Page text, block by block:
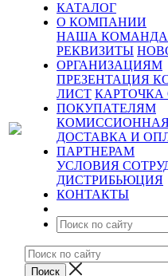
КАТАЛОГ
О КОМПАНИИ
НАША КОМАНДА
РЕКВИЗИТЫ
ОРГАНИЗАЦИЯМ
ПРЕЗЕНТАЦИЯ
ЛИСТ КАРТОЧКА
ПОКУПАТЕЛЯМ
КОМИССИОННАЯ
ДОСТАВКА И
ПАРТНЕРАМ
УСЛОВИЯ
ДИСТРИБЬЮЦИЯ
КОНТАКТЫ